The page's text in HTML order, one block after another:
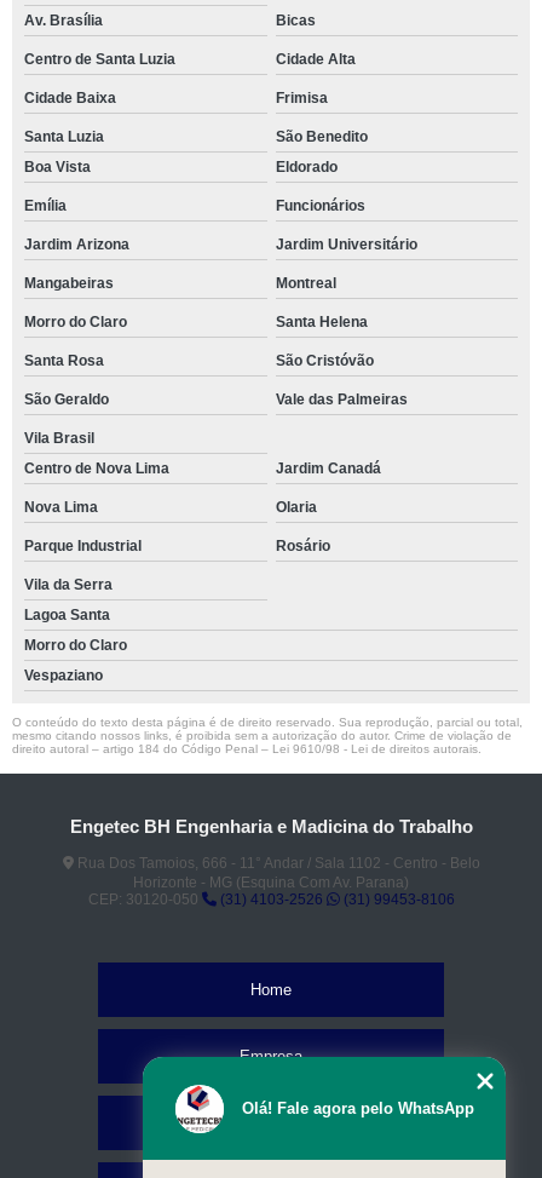
Av. Brasília
Bicas
Centro de Santa Luzia Cidade Alta
Cidade Baixa Frimisa
Santa Luzia
São Benedito
Boa Vista
Eldorado
Emília Funcionários
Jardim Arizona Jardim Universitário
Mangabeiras Montreal
Morro do Claro Santa Helena
Santa Rosa São Cristóvão
São Geraldo Vale das Palmeiras
Vila Brasil
Centro de Nova Lima
Jardim Canadá
Nova Lima Olaria
Parque Industrial Rosário
Vila da Serra
Lagoa Santa
Morro do Claro
Vespaziano
O conteúdo do texto desta página é de direito reservado. Sua reprodução, parcial ou total,
mesmo citando nossos links, é proibida sem a autorização do autor. Crime de violação de
direito autoral – artigo 184 do Código Penal – Lei 9610/98 - Lei de direitos autorais
Engetec BH Engenharia e Madicina do Trabalho
Rua Dos Tamoios, 666 - 11° Andar / Sala 1102 - Centro - Belo
Horizonte - MG (Esquina Com Av. Parana)
CEP: 30120-050
(31) 4103-2526 (31) 99453-8106
Home
Empresa
Olá! Fale agora pelo WhatsApp